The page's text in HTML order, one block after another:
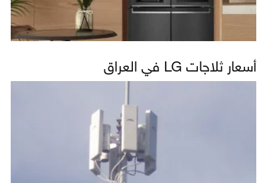
أسعار ثلاجات LG في العراق